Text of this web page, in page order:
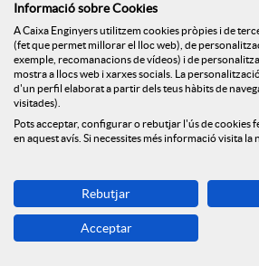
Els microcrèdits que impulsem a través
cobreixen un ampli ventall de
d'eines de treball fins al suport a la
altres iniciatives d'economia social,
d'enfortir l'autonomia, l'autoestima i
les persones emprenedores.
finançament ètic que genera un
a construir una societat més justa,
coherència amb el nostre propòsit i amb
Informació sobre Cookies
A Caixa Enginyers utilitzem cookies pròpies i de
(fet que permet millorar el lloc web), de
exemple, recomanacions de vídeos) i de
mostra a llocs web i xarxes socials. La
d'un perfil elaborat a partir dels teus hàbits de
visitades).
Pots acceptar, configurar o rebutjar l'ús de cookies
en aquest avís. Si necessites més informació visita la
Rebutjar
Acceptar